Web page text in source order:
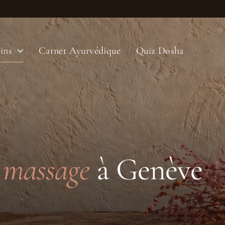
Carnet Ayurvédique Quiz Dosha
à Genève